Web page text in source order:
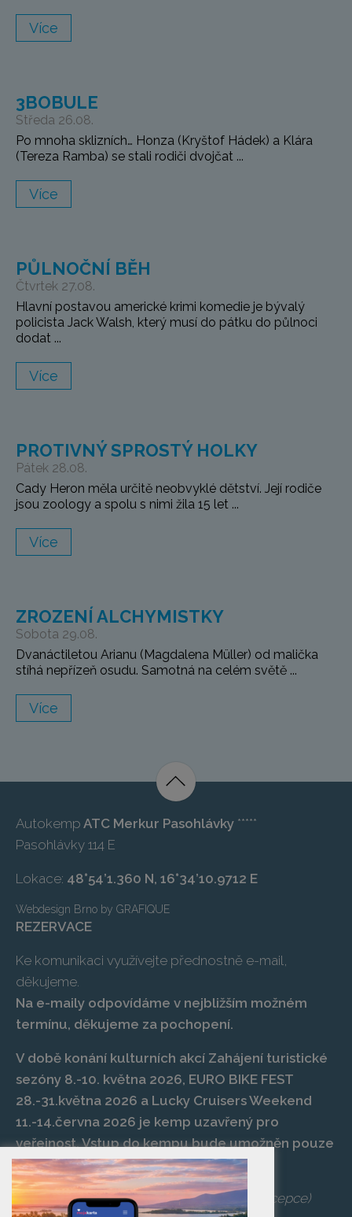
Více
3BOBULE
Středa 26.08.
Po mnoha sklizních… Honza (Kryštof Hádek) a Klára
(Tereza Ramba) se stali rodiči dvojčat ...
Více
PŮLNOČNÍ BĚH
Čtvrtek 27.08.
Hlavní postavou americké krimi komedie je bývalý
policista Jack Walsh, který musí do pátku do půlnoci
dodat ...
Více
PROTIVNÝ SPROSTÝ HOLKY
Pátek 28.08.
Cady Heron měla určitě neobvyklé dětství. Její rodiče
jsou zoology a spolu s nimi žila 15 let ...
Více
ZROZENÍ ALCHYMISTKY
Sobota 29.08.
Dvanáctiletou Arianu (Magdalena Müller) od malička
stíhá nepřízeň osudu. Samotná na celém světě ...
Více
Autokemp ATC Merkur Pasohlávky *****
Pasohlávky 114 E
Lokace: 48°54’1.360 N, 16°34’10.9712 E
Webdesign Brno by GRAFIQUE
REZERVACE
Ke komunikaci využívejte přednostně e-mail,
děkujeme.
Na e-maily odpovídáme v nejbližším možném
termínu, děkujeme za pochopení.
V době konání kulturních akcí Zahájení turistické
sezóny 8.-10. května 2026, EURO BIKE FEST
28.-31.května 2026 a Lucky Cruisers Weekend
11.-14.června 2026 je kemp uzavřený pro
veřejnost. Vstup do kempu bude umožněn pouze
po zaplacení vstupenky na danou akci.
Telefon:+420 519 427 714,539 029 266
(recepce)